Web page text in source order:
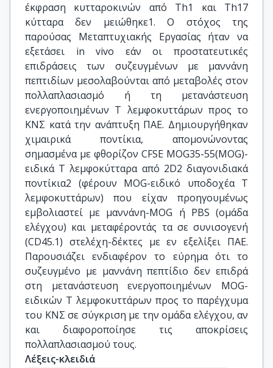
έκφραση κυτταροκινών από Τh1 και Τh17
κύτταρα δεν μειώθηκε1. O στόχος της
παρούσας Μεταπτυχιακής Εργασίας ήταν να
εξετάσει in vivo εάν οι προστατευτικές
επιδράσεις των συζευγμένων με μαννάνη
πεπτιδίων μεσολαβούνται από μεταβολές στον
πολλαπλασιασμό ή τη μετανάστευση
ενεργοποιημένων Τ λεμφοκυττάρων προς το
ΚΝΣ κατά την ανάπτυξη ΠΑΕ. Δημιουργήθηκαν
χιμαιρικά ποντίκια, απομονώνοντας
σημασμένα με φθορίζον CFSE ΜOG35-55(MOG)-
ειδικά T λεμφοκύτταρα από 2D2 διαγονιδιακά
ποντίκια2 (φέρουν MOG-ειδικό υποδοχέα Τ
λεμφοκυττάρων) που είχαν προηγουμένως
εμβολιαστεί με μαννάνη-ΜΟG ή PBS (ομάδα
ελέγχου) και μεταφέροντάς τα σε συνισογενή
(CD45.1) στελέχη-δέκτες με εν εξελίξει ΠΑΕ.
Παρουσιάζει ενδιαφέρον το εύρημα ότι το
συζευγμένο με μαννάνη πεπτίδιο δεν επιδρά
στη μετανάστευση ενεργοποιημένων ΜOG-
ειδικών T λεμφοκυττάρων προς το παρέγχυμα
του ΚΝΣ σε σύγκριση με την ομάδα ελέγχου, αν
και διαφοροποίησε τις αποκρίσεις
πολλαπλασιασμού τους.
Λέξεις-κλειδιά